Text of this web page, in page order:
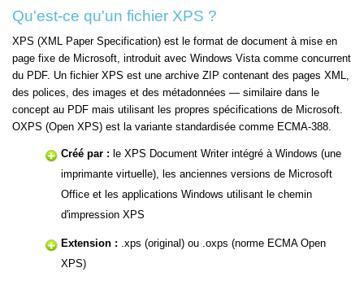
Qu'est-ce qu'un fichier XPS ?
XPS (XML Paper Specification) est le format de document à mise en
page fixe de Microsoft, introduit avec Windows Vista comme concurrent
du PDF. Un fichier XPS est une archive ZIP contenant des pages XML,
des polices, des images et des métadonnées — similaire dans le
concept au PDF mais utilisant les propres spécifications de Microsoft.
OXPS (Open XPS) est la variante standardisée comme ECMA-388.
Créé par : le XPS Document Writer intégré à Windows (une
imprimante virtuelle), les anciennes versions de Microsoft
Office et les applications Windows utilisant le chemin
d'impression XPS
Extension : .xps (original) ou .oxps (norme ECMA Open
XPS)